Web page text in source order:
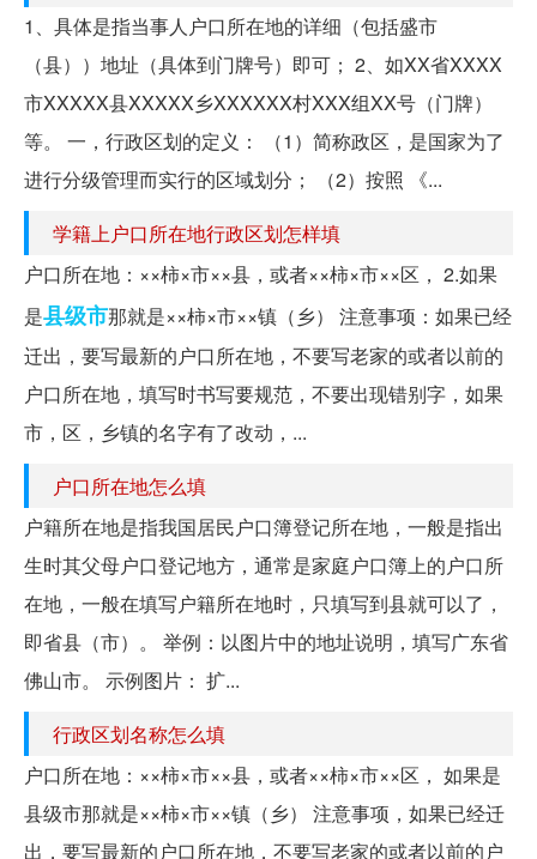
1、具体是指当事人户口所在地的详细（包括盛市
（县））地址（具体到门牌号）即可； 2、如XX省XXXX
市XXXXX县XXXXX乡XXXXXX村XXX组XX号（门牌）
等。 一，行政区划的定义： （1）简称政区，是国家为了
进行分级管理而实行的区域划分； （2）按照 《...
学籍上户口所在地行政区划怎样填
户口所在地：××柿×市××县，或者××柿×市××区， 2.如果
是县级市那就是××柿×市××镇（乡） 注意事项：如果已经
迁出，要写最新的户口所在地，不要写老家的或者以前的
户口所在地，填写时书写要规范，不要出现错别字，如果
市，区，乡镇的名字有了改动，...
户口所在地怎么填
户籍所在地是指我国居民户口簿登记所在地，一般是指出
生时其父母户口登记地方，通常是家庭户口簿上的户口所
在地，一般在填写户籍所在地时，只填写到县就可以了，
即省县（市）。 举例：以图片中的地址说明，填写广东省
佛山市。 示例图片： 扩...
行政区划名称怎么填
户口所在地：××柿×市××县，或者××柿×市××区， 如果是
县级市那就是××柿×市××镇（乡） 注意事项，如果已经迁
出，要写最新的户口所在地，不要写老家的或者以前的户